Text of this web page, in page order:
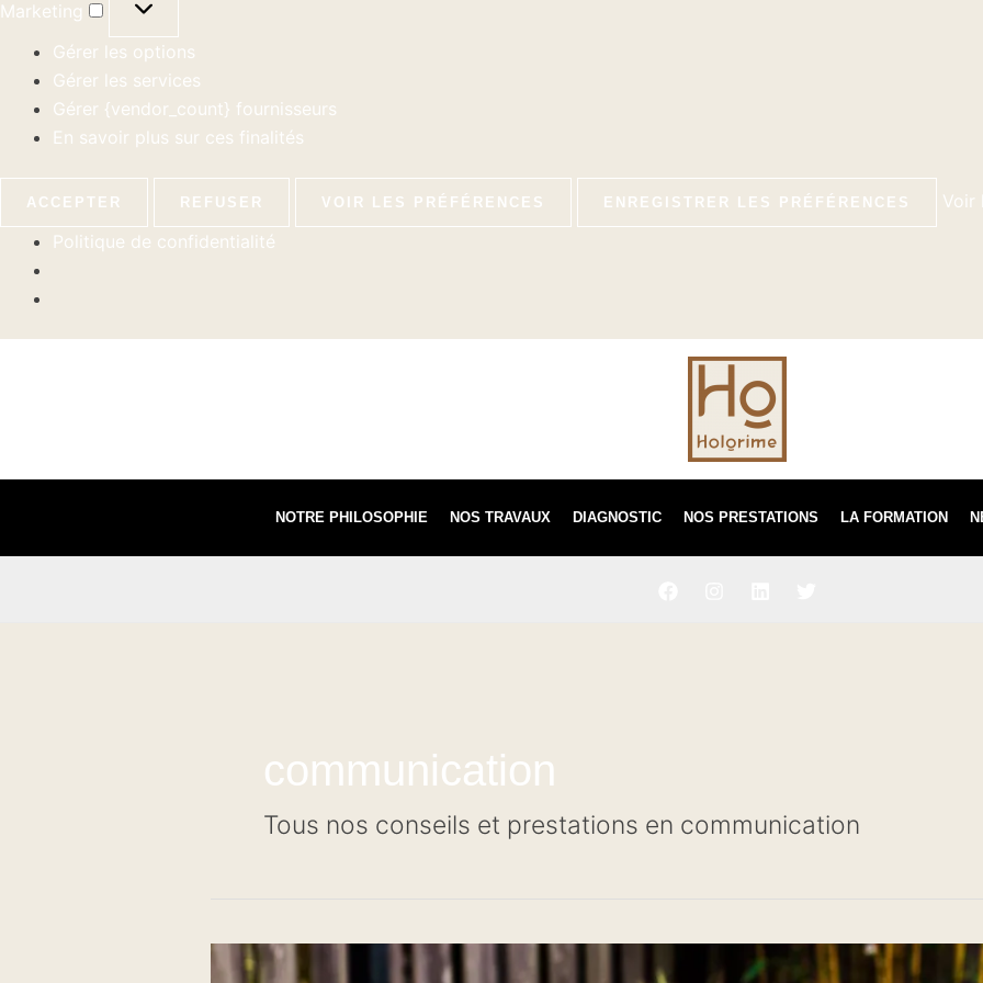
Marketing
Gérer les options
Gérer les services
Gérer {vendor_count} fournisseurs
En savoir plus sur ces finalités
ACCEPTER REFUSER VOIR LES PRÉFÉRENCES ENREGISTRER LES PRÉFÉRENCES
Voir
Politique de confidentialité
NOTRE PHILOSOPHIE NOS TRAVAUX DIAGNOSTIC NOS PRESTATIONS LA FORMATION
communication
Tous nos conseils et prestations en communication
Création